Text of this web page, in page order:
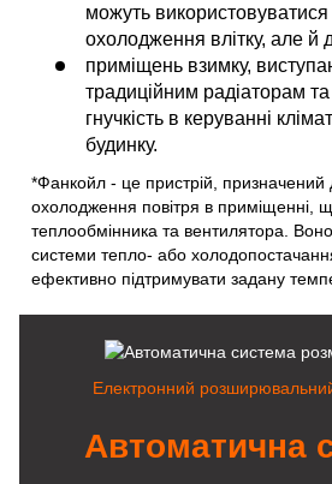
можуть використовуватися
охолодження влітку, але й
приміщень взимку,
традиційним радіаторам
гнучкість в керуванні
будинку.
*Фанкойл - це пристрій,
охолодження повітря в приміщенні,
теплообмінника та вентилятора.
системи тепло- або
ефективно підтримувати задану
Електронний
Автоматична